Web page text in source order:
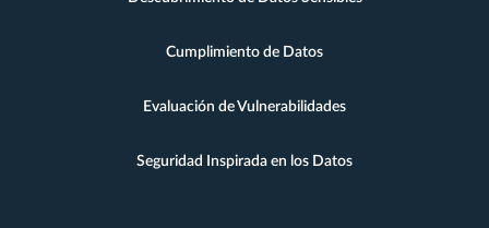
Cumplimiento de Datos
Evaluación de Vulnerabilidades
Seguridad Inspirada en los Datos